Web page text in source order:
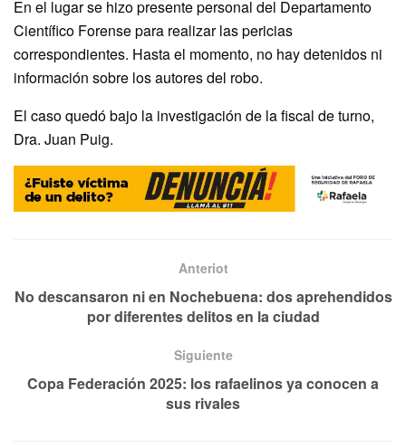
En el lugar se hizo presente personal del Departamento
Científico Forense para realizar las pericias
correspondientes. Hasta el momento, no hay detenidos ni
información sobre los autores del robo.
El caso quedó bajo la investigación de la fiscal de turno,
Dra. Juan Puig.
Anteriot
No descansaron ni en Nochebuena: dos aprehendidos
por diferentes delitos en la ciudad
Siguiente
Copa Federación 2025: los rafaelinos ya conocen a
sus rivales